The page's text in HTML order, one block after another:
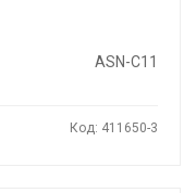
ASN-C11
Код: 411650-3